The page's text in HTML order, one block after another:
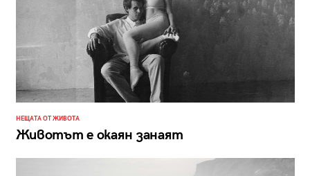
НЕЩАТА ОТ ЖИВОТА
Животът е окаян занаят